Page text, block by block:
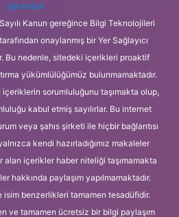
@karabul
Kanun gereğince Bilgi Teknolojileri
onaylanmış bir Yer Sağlayıcı
Bu nedenle, sitedeki içerikleri proaktif
yükümlülüğümüz bulunmamaktadır.
sorumluluğunu taşımakta olup,
kabul etmiş sayılırlar. Bu internet
veya şahıs şirketi ile hiçbir bağlantısı
kendi hazırladığımız makaleler
alan içerikler haber niteliği taşımamakta
hakkında paylaşım yapılmamaktadır.
benzerlikleri tamamen tesadüfidir.
ve tamamen ücretsiz bir bilgi paylaşım